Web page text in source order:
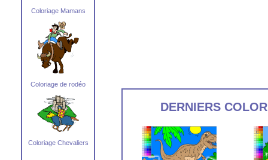
Coloriage Mamans
Coloriage de rodéo
Coloriage Chevaliers
DERNIERS